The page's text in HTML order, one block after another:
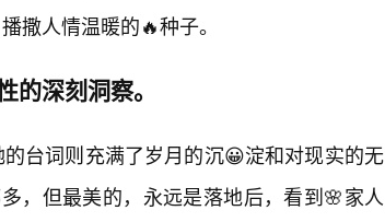
撒人情温暖的🔥种子。
深刻洞察。
台词则充满了岁月的沉😀淀和对现实的无
，但最美的，永远是落地后，看到🌸家人